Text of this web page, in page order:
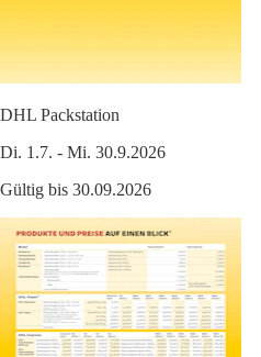
DHL Packstation
Di. 1.7. - Mi. 30.9.2026
Gültig bis 30.09.2026